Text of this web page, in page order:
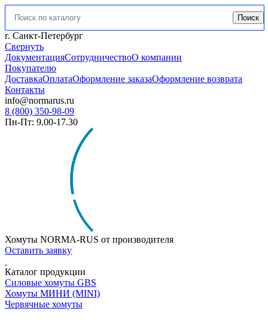
Искать: Поиск
г. Санкт-Петербург
Свернуть
ДокументацияСотрудничествоО компании
Покупателю
ДоставкаОплатаОформление заказаОформление возврата
Контакты
info@normarus.ru
8 (800) 350-98-09
Пн-Пт: 9.00-17.30
Хомуты NORMA-RUS от производителя
Оставить заявку
Каталог продукции
Силовые хомуты GBS
Хомуты МИНИ (MINI)
Червячные хомуты